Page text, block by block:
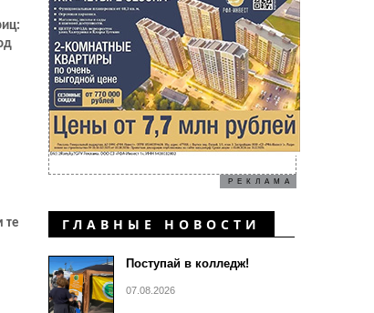
те
РЕКЛАМА
ГЛАВНЫЕ НОВОСТИ
Поступай в колледж!
07.08.2026